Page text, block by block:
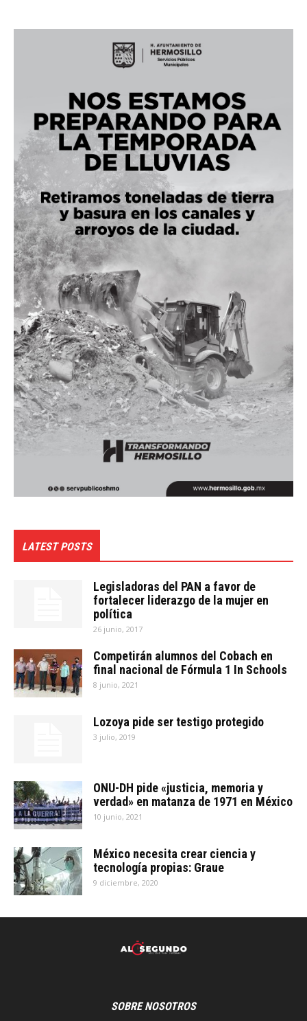
LATEST POSTS
Legisladoras del PAN a favor de
fortalecer liderazgo de la mujer en
política
26 junio, 2017
Competirán alumnos del Cobach en
final nacional de Fórmula 1 In Schools
8 junio, 2021
Lozoya pide ser testigo protegido
3 julio, 2019
ONU-DH pide «justicia, memoria y
verdad» en matanza de 1971 en México
10 junio, 2021
México necesita crear ciencia y
tecnología propias: Graue
9 diciembre, 2020
SOBRE NOSOTROS